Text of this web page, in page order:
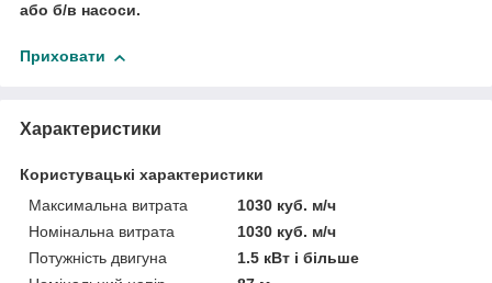
або б/в насоси.
Приховати
Характеристики
Користувацькi характеристики
Максимальна витрата
1030 куб. м/ч
Номінальна витрата
1030 куб. м/ч
Потужність двигуна
1.5 кВт і більше